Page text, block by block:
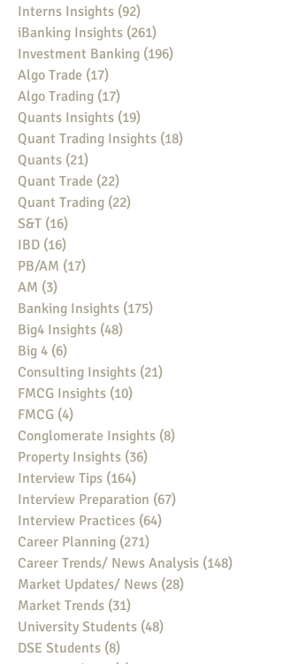
Interns Insights (92)
iBanking Insights (261)
Investment Banking (196)
Algo Trade (17)
Algo Trading (17)
Quants Insights (19)
Quant Trading Insights (18)
Quants (21)
Quant Trade (22)
Quant Trading (22)
S&T (16)
IBD (16)
PB/AM (17)
AM (3)
Banking Insights (175)
Big4 Insights (48)
Big 4 (6)
Consulting Insights (21)
FMCG Insights (10)
FMCG (4)
Conglomerate Insights (8)
Property Insights (36)
Interview Tips (164)
Interview Preparation (67)
Interview Practices (64)
Career Planning (271)
Career Trends/ News Analysis (148)
Market Updates/ News (28)
Market Trends (31)
University Students (48)
DSE Students (8)